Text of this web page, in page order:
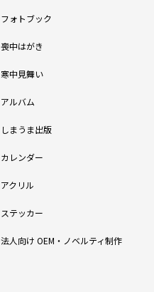
フォトブック
喪中はがき
寒中見舞い
アルバム
しまうま出版
カレンダー
アクリル
ステッカー
法人向け OEM・ノベルティ制作